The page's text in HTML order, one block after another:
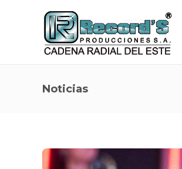
Noticias